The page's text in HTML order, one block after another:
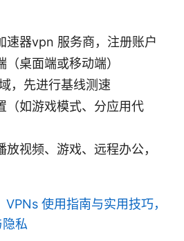
速器vpn 服务商，注册账户
桌面端或移动端）
，先进行基线测速
（如游戏模式、分应用代
视频、游戏、远程办公，
VPNs 使用指南与实用技巧，
私